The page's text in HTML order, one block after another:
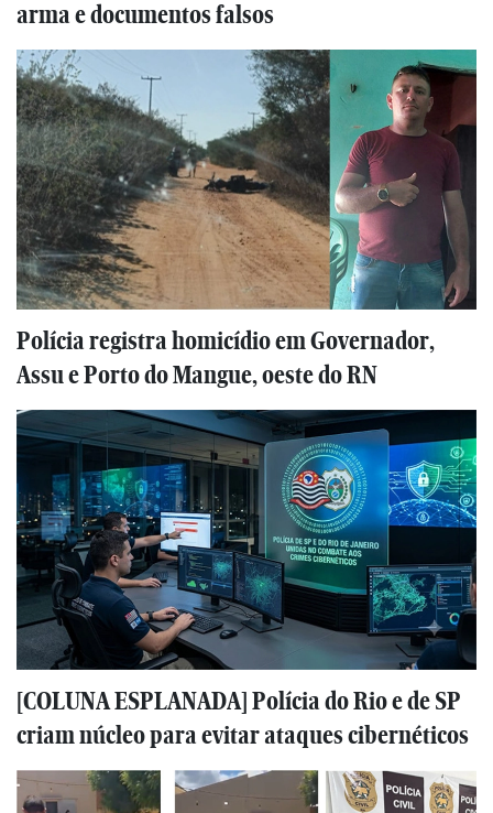
arma e documentos falsos
Polícia registra homicídio em Governador,
Assu e Porto do Mangue, oeste do RN
[COLUNA ESPLANADA] Polícia do Rio e de SP
criam núcleo para evitar ataques cibernéticos